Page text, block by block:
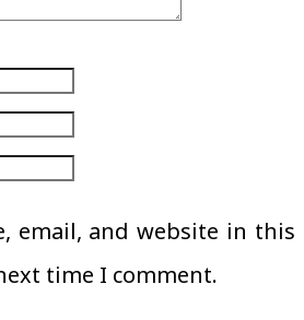
email, and website in this
time I comment.